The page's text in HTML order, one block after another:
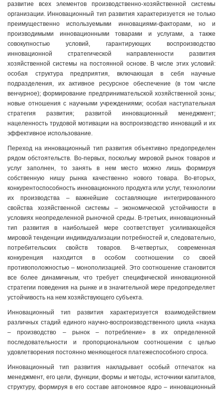
развитие всех элементов производственно-хозяйственной системы
организации. Инновационный тип развития характеризуется не только
преимущественно используемыми инновациями-факторами, но и
производимыми инновационными товарами и услугами, а также
совокупностью условий, гарантирующих воспроизводство
инновационной стратегической направленности развития
хозяйственной системы на постоянной основе. В числе этих условий:
особая структура предприятия, включающая в себя научные
подразделения, их активное ресурсное обеспечение (в том числе
венчурное); формирование предпринимательской хозяйственной зоны;
новые отношения с научными учреждениями; особая наступательная
стратегия развития; развитой инновационный менеджмент;
нацеленность трудовой мотивации на воспроизводство инноваций и их
эффективное использование.
Переход на инновационный тип развития объективно предопределен
рядом обстоятельств. Во-первых, поскольку мировой рынок товаров и
услуг заполнен, то занять в нем место можно лишь формируя
собственную нишу рынка качественно нового товара. Во-вторых,
конкурентоспособность инновационного продукта или услуг, технологии
их производства – важнейшие составляющие интегрированного
свойства хозяйственной системы – экономической устойчивости в
условиях неопределенной рыночной среды. В-третьих, инновационный
тип развития в наибольшей мере соответствует усиливающейся
мировой тенденции индивидуализации потребностей и, следовательно,
потребительских свойств товаров. В-четвертых, современная
конкуренция находится в особом соотношении со своей
противоположностью – монополизацией. Это соотношение становится
все более динамичным, что требует специфической инновационной
стратегии поведения на рынке и в значительной мере предопределяет
устойчивость на нем хозяйствующего субъекта.
Инновационный тип развития характеризуется взаимодействием
различных стадий единого научно-воспроизводственного цикла «наука
– производство – рынок – потребление» в их определенной
последовательности и пропорциональном соотношении с целью
удовлетворения постоянно меняющегося платежеспособного спроса.
Инновационный тип развития накладывает особый отпечаток на
менеджмент, его цели, функции, формы и методы, источники капиталов,
структуру, формируя в его составе автономное ядро – инновационный